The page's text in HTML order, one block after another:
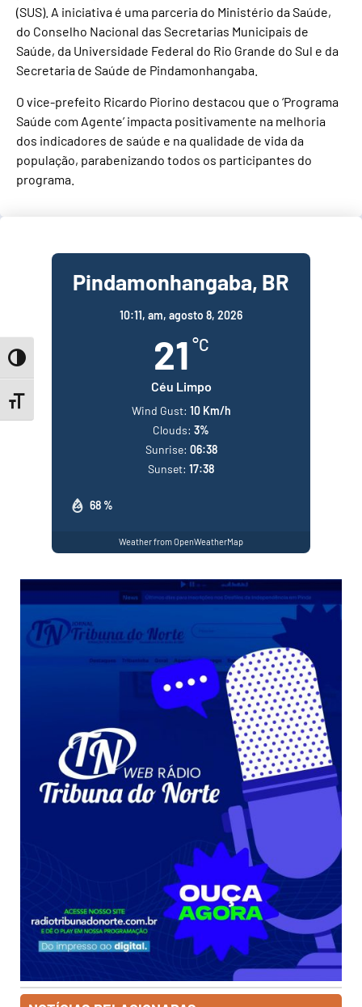
Toggle High Contrast
Toggle Font size
(SUS). A iniciativa é uma parceria do Ministério da Saúde,
do Conselho Nacional das Secretarias Municipais de
Saúde, da Universidade Federal do Rio Grande do Sul e da
Secretaria de Saúde de Pindamonhangaba.
O vice-prefeito Ricardo Piorino destacou que o ‘Programa
Saúde com Agente’ impacta positivamente na melhoria
dos indicadores de saúde e na qualidade de vida da
população, parabenizando todos os participantes do
programa.
Pindamonhangaba, BR
10:11, am, agosto 8, 2026
21 °C
Céu Limpo
68 %
Wind Gust: 10 Km/h
Clouds: 3%
Sunrise: 06:38
Sunset: 17:38
Weather from OpenWeatherMap